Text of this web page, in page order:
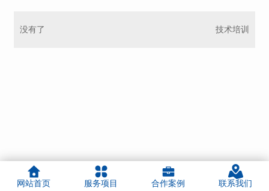
没有了 技术培训
网站首页 服务项目 合作案例 联系我们